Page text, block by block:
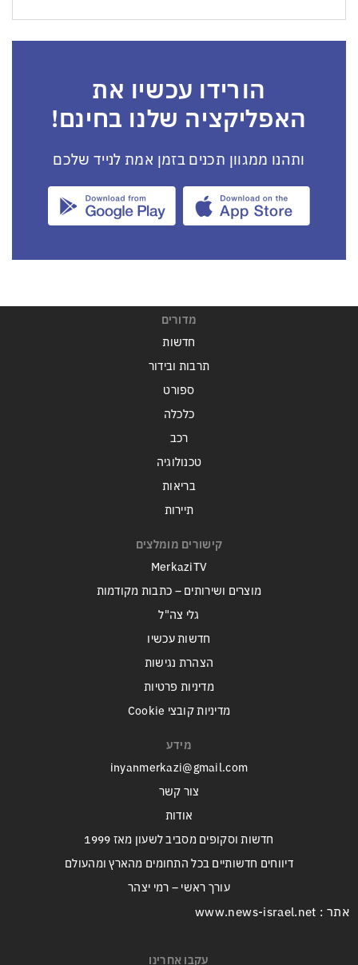
הורידו עכשיו את
האפליקציה שלנו בחינם!
ותהנו ממגוון תכנים בזמן אמת לנייד שלכם
מדורים
חדשות
תרבות ובידור
ספורט
כלכלה
רכב
טכנולוגיה
בריאות
תיירות
קישורים מומלצים
MerkaziTV
מוצרים ושירותים – כתבות מקודמות
גלי צה"ל
חדשות עכשיו
הצהרת נגישות
מדיניות פרטיות
מדיניות קובצי Cookie
מידע
inyanmerkazi@gmail.com
צור קשר
אודות
חדשות וסקופים מסביב לשעון מאז 1999
דיווחים חדשותיים בכל התחומים מהארץ ומהעולם
עורך ראשי – רמי יצהר
אתר : www.news-israel.net
עקבו אחרינו